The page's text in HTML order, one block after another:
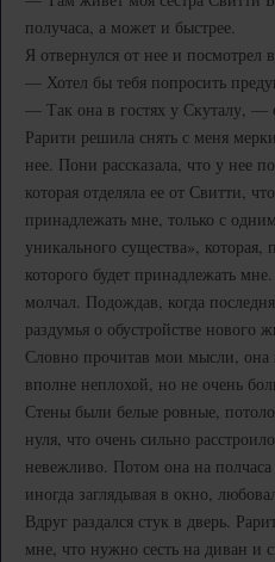
получаса, а может и быстрее.
Я отвернулся от нее и посмотрел
— Хотел бы тебя попросить
— Так она в гостях у Скуталу, —
Рарити решила снять с меня
нее. Пони рассказала, что у нее
которая отделяла ее от Свитти,
принадлежать мне, только с
уникального существа»,
которого будет принадлежать
молчал. Подождав, когда
раздумья о обустройстве нового
Словно прочитав мои мысли, она
вполне неплохой, но не очень
Стены были белые ровные,
нуля, что очень сильно
невежливо. Потом она на
иногда заглядывая в окно,
Вдруг раздался стук в дверь.
мне, что нужно сесть на диван и